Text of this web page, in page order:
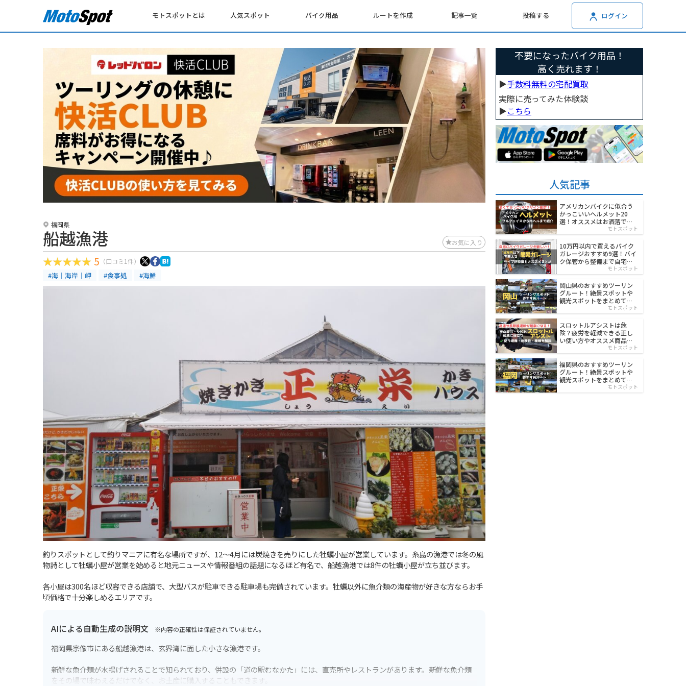
モトスポットとは 人気スポット バイク用品 ルートを作成 記事一覧 投稿する ログイン
福岡県
船越漁港 お気に入り
5 （口コミ1件）
#海｜海岸｜岬 #食事処 #海鮮
釣りスポットとして釣りマニアに有名な場所ですが、12～4月には炭焼きを売りにした牡蠣小屋が営業しています。糸島の漁港では冬の風
物詩として牡蠣小屋が営業を始めると地元ニュースや情報番組の話題になるほど有名で、船越漁港では8件の牡蠣小屋が立ち並びます。
各小屋は300名ほど収容できる店舗で、大型バスが駐車できる駐車場も完備されています。牡蠣以外に魚介類の海産物が好きな方ならお手
頃価格で十分楽しめるエリアです。
AIによる自動生成の説明文 ※内容の正確性は保証されていません。
福岡県宗像市にある船越漁港は、玄界湾に面した小さな漁港です。
新鮮な魚介類が水揚げされることで知られており、併設の「道の駅むなかた」には、直売所やレストランがあります。新鮮な魚介類
をその場で味わえるだけでなく、お土産に購入することもできます。
不要になったバイク用品！
高く売れます！
▶︎手数料無料の宅配買取
実際に売ってみた体験談
▶︎こちら
人気記事
アメリカンバイクに似合う
かっこいいヘルメット20
選！オススメはお洒落でワ
モトスポット
10万円以内で買えるバイク
ガレージおすすめ9選！バイ
ク保管から整備まで自宅で
モトスポット
岡山県のおすすめツーリン
グルート！絶景スポットや
観光スポットをまとめて紹
モトスポット
スロットルアシストは危
険？疲労を軽減できる正し
い使い方やオススメ商品を
モトスポット
福岡県のおすすめツーリン
グルート！絶景スポットや
観光スポットをまとめて紹
モトスポット